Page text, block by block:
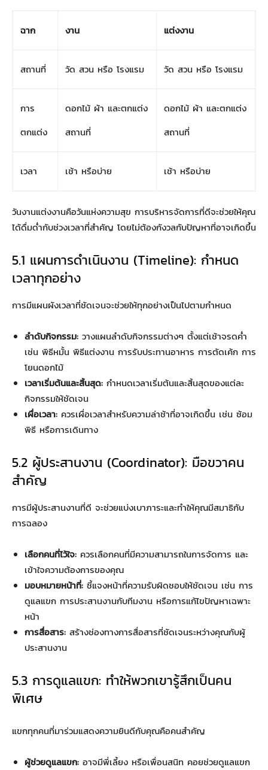
ฉาก งาน แต่งงาน
สถานที่ วัด สวน หรือ โรงแรม วัด สวน หรือ โรงแรม
การ
ตกแต่ง
ดอกไม้ ผ้า และตกแต่ง
สถานที่
ดอกไม้ ผ้า และตกแต่ง
สถานที่
เวลา เช้า หรือบ่าย เช้า หรือบ่าย
วันงานแต่งงานคือวันแห่งความสุข การบริหารจัดการที่ดีจะช่วยให้คุณ
ได้ดื่มด่ำกับช่วงเวลาที่สำคัญ โดยไม่ต้องกังวลกับปัญหาที่อาจเกิดขึ้น
5.1 แผนการดำเนินงาน (Timeline): กำหนด
เวลาทุกอย่าง
การมีแผนผังเวลาที่ชัดเจนจะช่วยให้ทุกอย่างเป็นไปตามกำหนด
ลำดับกิจกรรม: วางแผนลำดับกิจกรรมต่างๆ ตั้งแต่เช้าจรดค่ำ
เช่น พิธีหมั้น พิธีแต่งงาน การรับประทานอาหาร การตัดเค้ก การ
โยนดอกไม้
เวลาเริ่มต้นและสิ้นสุด: กำหนดเวลาเริ่มต้นและสิ้นสุดของแต่ละ
กิจกรรมให้ชัดเจน
เผื่อเวลา: ควรเผื่อเวลาสำหรับความล่าช้าที่อาจเกิดขึ้น เช่น ซ้อม
พิธี หรือการเดินทาง
5.2 ผู้ประสานงาน (Coordinator): มือขวาคน
สำคัญ
การมีผู้ประสานงานที่ดี จะช่วยแบ่งเบาภาระและทำให้คุณมีสมาธิกับ
การฉลอง
เลือกคนที่ไว้ใจ: ควรเลือกคนที่มีความสามารถในการจัดการ และ
เข้าใจความต้องการของคุณ
มอบหมายหน้าที่: ชี้แจงหน้าที่ความรับผิดชอบให้ชัดเจน เช่น การ
ดูแลแขก การประสานงานกับทีมงาน หรือการแก้ไขปัญหาเฉพาะ
หน้า
การสื่อสาร: สร้างช่องทางการสื่อสารที่ชัดเจนระหว่างคุณกับผู้
ประสานงาน
5.3 การดูแลแขก: ทำให้พวกเขารู้สึกเป็นคน
พิเศษ
แขกทุกคนที่มาร่วมแสดงความยินดีกับคุณคือคนสำคัญ
ผู้ช่วยดูแลแขก: อาจมีพี่เลี้ยง หรือเพื่อนสนิท คอยช่วยดูแลแขก